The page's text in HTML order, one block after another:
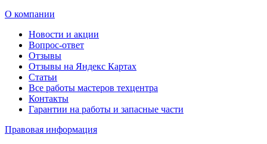
О компании
Новости и акции
Вопрос-ответ
Отзывы
Отзывы на Яндекс Картах
Статьи
Все работы мастеров техцентра
Контакты
Гарантии на работы и запасные части
Правовая информация